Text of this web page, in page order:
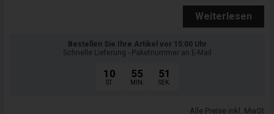
Weiterlesen
Bestellen Sie Ihre Artikel vor 15:00 Uhr
Schnelle Lieferung - Paketnummer an E-Mail
10
ST.
55
MIN.
50
SEK.
Alle Preise inkl. MwSt